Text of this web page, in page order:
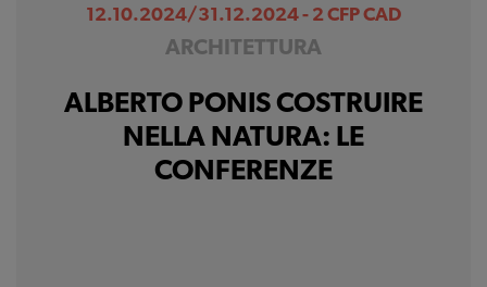
12.10.2024/31.12.2024 - 2 CFP CAD
ARCHITETTURA
ALBERTO PONIS COSTRUIRE
NELLA NATURA: LE
CONFERENZE